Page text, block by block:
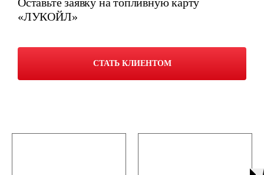
«ЛУКОЙЛ»
СТАТЬ КЛИЕНТОМ